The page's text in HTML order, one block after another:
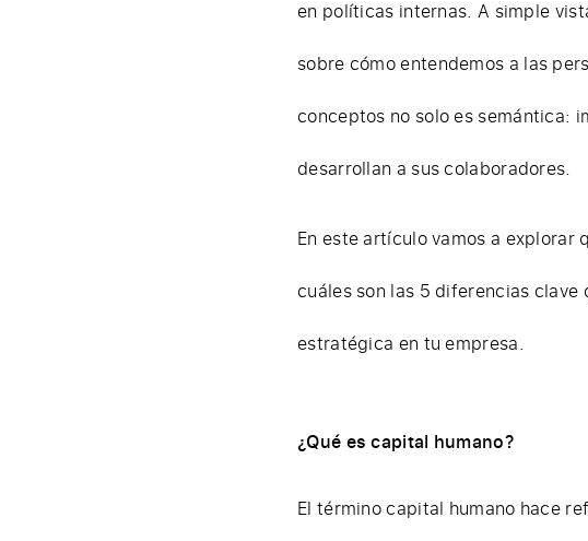
en políticas internas. A simple
sobre cómo entendemos a las
conceptos no solo es semántica:
desarrollan a sus colaboradores.
En este artículo vamos a explorar
cuáles son las 5 diferencias
estratégica en tu empresa.
¿Qué es capital humano?
El término capital humano hace